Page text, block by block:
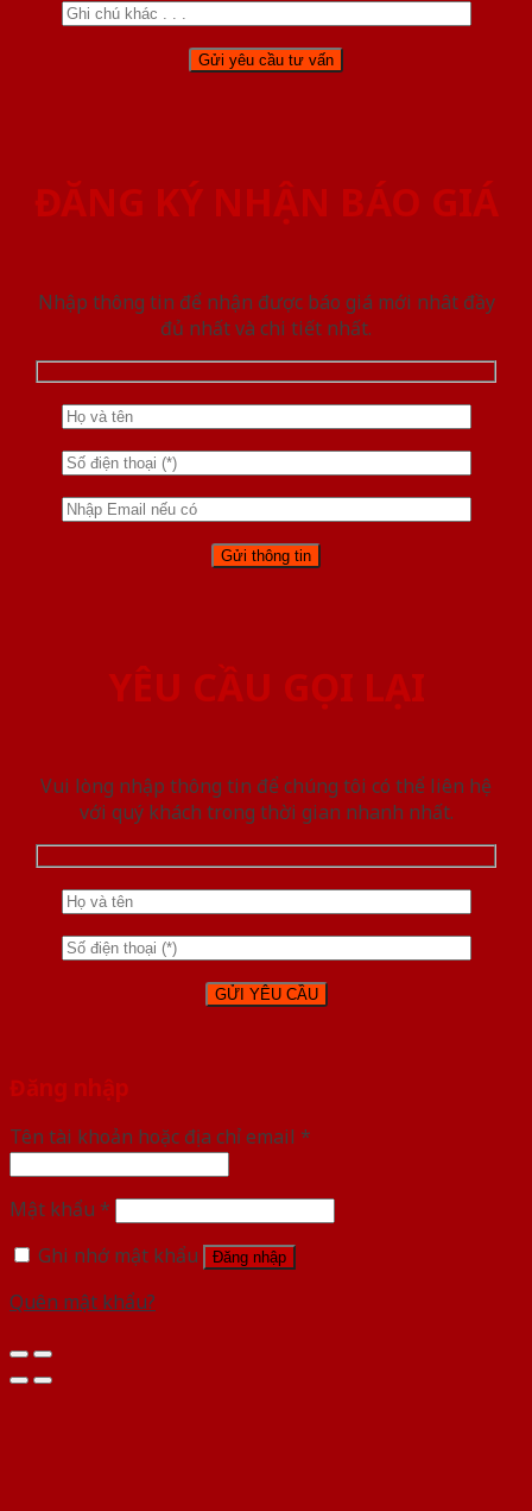
ĐĂNG KÝ NHẬN BÁO GIÁ
Nhập thông tin để nhận được báo giá mới nhât đầy
đủ nhất và chi tiết nhất.
YÊU CẦU GỌI LẠI
Vui lòng nhập thông tin để chúng tôi có thể liên hệ
với quý khách trong thời gian nhanh nhất.
Đăng nhập
Tên tài khoản hoặc địa chỉ email *
Mật khẩu *
Ghi nhớ mật khẩu
Đăng nhập
Quên mật khẩu?